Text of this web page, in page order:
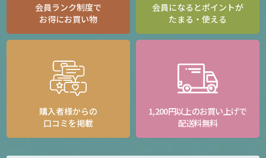
会員ランク制度で
お得にお買い物
会員になるとポイントが
たまる・使える
購入者様からの
口コミを掲載
1,200円以上のお買い上げで
配送料無料